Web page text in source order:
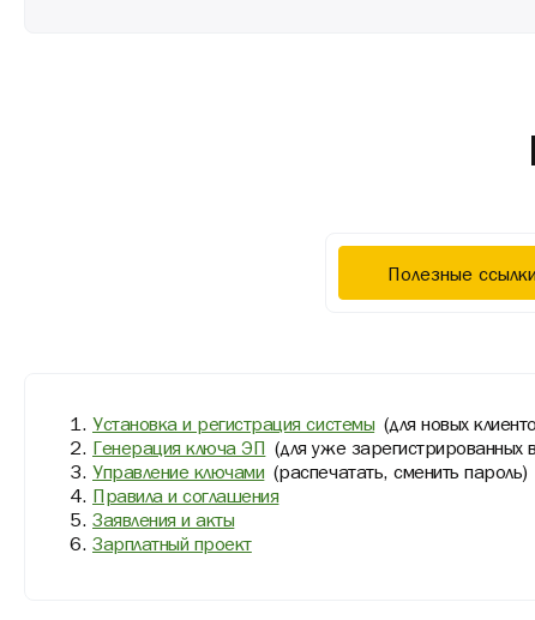
Полезные ссылки
Установка и регистрация системы(для новых
Генерация ключа ЭП(для уже зарегистрированных
Управление ключами(распечатать, сменить пароль)
Правила и соглашения
Заявления и акты
Зарплатный проект
Установка всех компонент
LiteManager (удаленное подключение)
Как выбрать ключ
Как подключить мобильный Банк
Как работать в iBank
Весточка
Как подключить СБП В2В
Как подключить АУСН
Сделали новый ключ, а он заблокирован?
Нет кнопки "ВОЙТИ"?